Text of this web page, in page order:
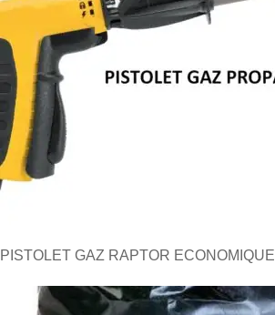
PISTOLET GAZ RAPTOR ECONOMIQUE